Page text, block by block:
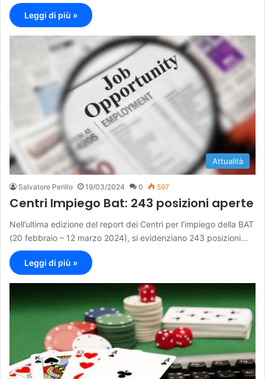
Leggi di più »
Attualità
Salvatore Perillo 19/03/2024 0 597
Centri Impiego Bat: 243 posizioni aperte
Nell’ultima edizione del report dei Centri per l’impiego della BAT
(20 febbraio – 12 marzo 2024), si evidenziano 243 posizioni…
Leggi di più »